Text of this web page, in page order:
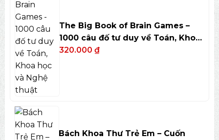
The Big Book of Brain Games –
1000 câu đố tư duy về Toán, Khoa
học và Nghệ thuật
320.000 ₫
Bách Khoa Thư Trẻ Em – Cuốn